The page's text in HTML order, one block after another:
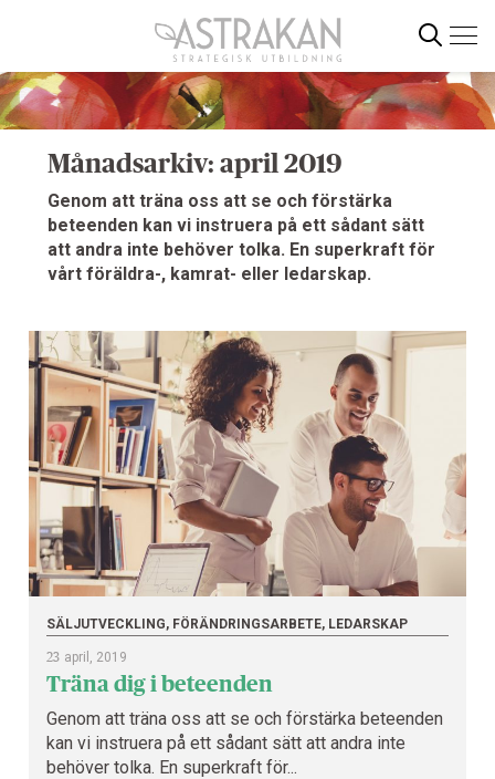
till
innehållet
Sök
Månadsarkiv: april 2019
Genom att träna oss att se och förstärka
beteenden kan vi instruera på ett sådant sätt
att andra inte behöver tolka. En superkraft för
vårt föräldra-, kamrat- eller ledarskap.
SÄLJUTVECKLING, FÖRÄNDRINGSARBETE, LEDARSKAP
23 april, 2019
Träna dig i beteenden
Genom att träna oss att se och förstärka beteenden
kan vi instruera på ett sådant sätt att andra inte
behöver tolka. En superkraft för...